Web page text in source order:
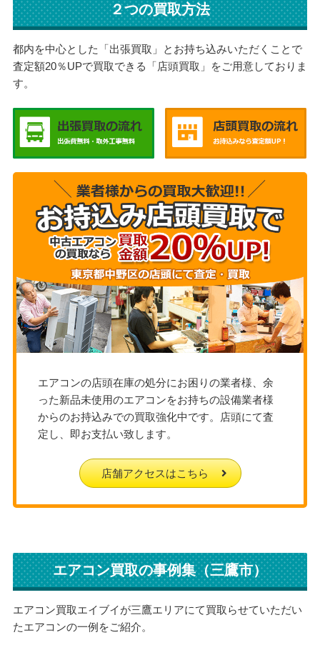
２つの買取方法
都内を中心とした「出張買取」とお持ち込みいただくことで
査定額20％UPで買取できる「店頭買取」をご用意しておりま
す。
エアコンの店頭在庫の処分にお困りの業者様、余
った新品未使用のエアコンをお持ちの設備業者様
からのお持込みでの買取強化中です。店頭にて査
定し、即お支払い致します。
店舗アクセスはこちら
エアコン買取の事例集（三鷹市）
エアコン買取エイブイが三鷹エリアにて買取らせていただい
たエアコンの一例をご紹介。